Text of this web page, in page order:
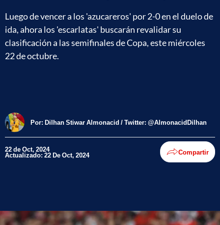
Luego de vencer a los 'azucareros' por 2-0 en el duelo de
ida, ahora los 'escarlatas' buscarán revalidar su
clasificación a las semifinales de Copa, este miércoles
22 de octubre.
Por: Dilhan Stiwar Almonacid / Twitter: @AlmonacidDilhan
22 de Oct, 2024
Actualizado: 22 De Oct, 2024 Compartir